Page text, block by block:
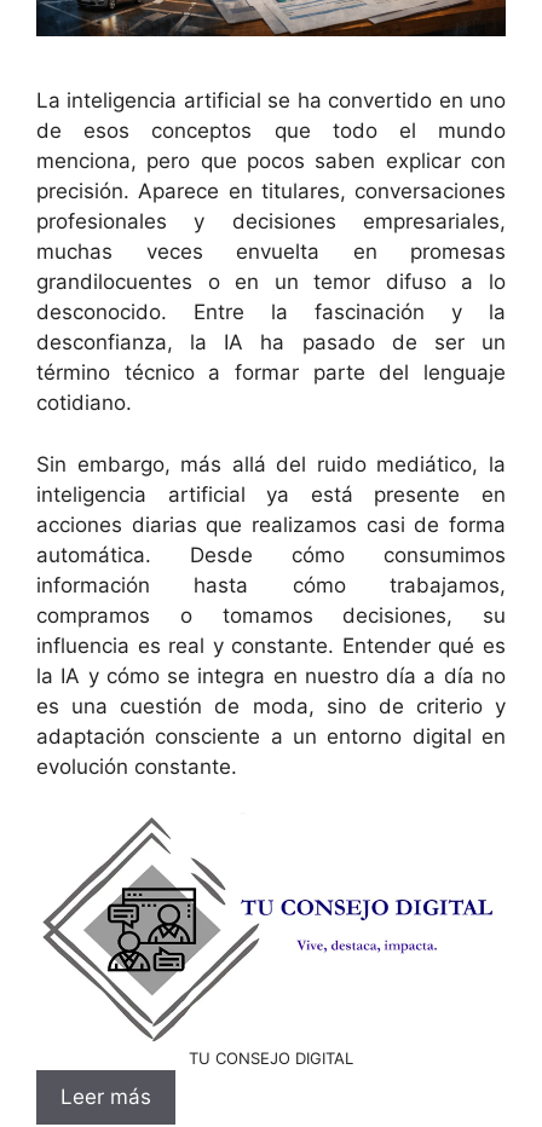
La inteligencia artificial se ha convertido en uno
de esos conceptos que todo el mundo
menciona, pero que pocos saben explicar con
precisión. Aparece en titulares, conversaciones
profesionales y decisiones empresariales,
muchas veces envuelta en promesas
grandilocuentes o en un temor difuso a lo
desconocido. Entre la fascinación y la
desconfianza, la IA ha pasado de ser un
término técnico a formar parte del lenguaje
cotidiano.
Sin embargo, más allá del ruido mediático, la
inteligencia artificial ya está presente en
acciones diarias que realizamos casi de forma
automática. Desde cómo consumimos
información hasta cómo trabajamos,
compramos o tomamos decisiones, su
influencia es real y constante. Entender qué es
la IA y cómo se integra en nuestro día a día no
es una cuestión de moda, sino de criterio y
adaptación consciente a un entorno digital en
evolución constante.
TU CONSEJO DIGITAL
Leer más